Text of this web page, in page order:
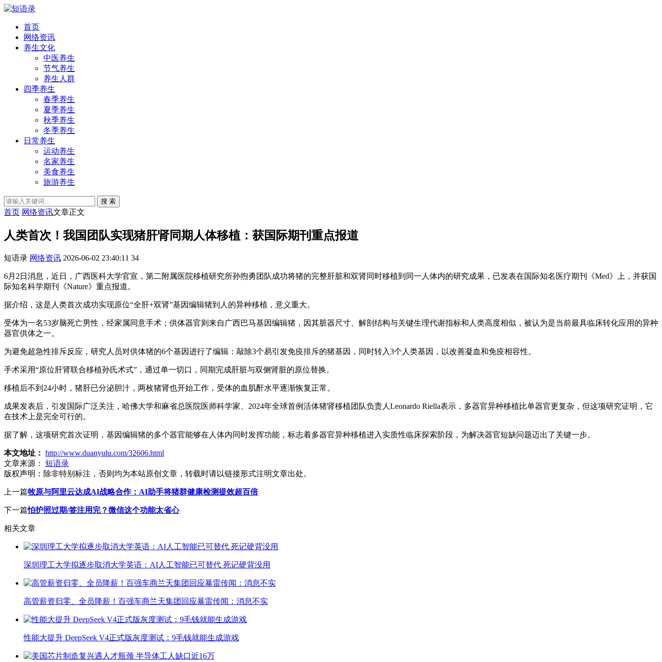
首页
网络资讯
养生文化
中医养生
节气养生
养生人群
四季养生
春季养生
夏季养生
秋季养生
冬季养生
日常养生
运动养生
名家养生
美食养生
旅游养生
搜 索
首页 网络资讯文章正文
人类首次！我国团队实现猪肝肾同期人体移植：获国际期刊重点报道
短语录 网络资讯 2026-06-02 23:40:11 34
6月2日消息，近日，广西医科大学官宣，第二附属医院移植研究所孙煦勇团队成功将猪的完整肝脏和双肾同时移植到同一人体内的研究成果，已发表在国际知名医疗期刊《Med》上，并获国
际知名科学期刊《Nature》重点报道。
据介绍，这是人类首次成功实现原位“全肝+双肾”基因编辑猪到人的异种移植，意义重大。
受体为一名53岁脑死亡男性，经家属同意手术；供体器官则来自广西巴马基因编辑猪，因其脏器尺寸、解剖结构与关键生理代谢指标和人类高度相似，被认为是当前最具临床转化应用的异种
器官供体之一。
为避免超急性排斥反应，研究人员对供体猪的6个基因进行了编辑：敲除3个易引发免疫排斥的猪基因，同时转入3个人类基因，以改善凝血和免疫相容性。
手术采用“原位肝肾联合移植孙氏术式”，通过单一切口，同期完成肝脏与双侧肾脏的原位替换。
移植后不到24小时，猪肝已分泌胆汁，两枚猪肾也开始工作，受体的血肌酐水平逐渐恢复正常。
成果发表后，引发国际广泛关注，哈佛大学和麻省总医院医师科学家、2024年全球首例活体猪肾移植团队负责人Leonardo Riella表示，多器官异种移植比单器官更复杂，但这项研究证明，它
在技术上是完全可行的。
据了解，这项研究首次证明，基因编辑猪的多个器官能够在人体内同时发挥功能，标志着多器官异种移植进入实质性临床探索阶段，为解决器官短缺问题迈出了关键一步。
本文地址： http://www.duanyulu.com/32606.html
文章来源：
短语录
版权声明： 除非特别标注，否则均为本站原创文章，转载时请以链接形式注明文章出处。
上一篇牧原与阿里云达成AI战略合作：AI助手将猪群健康检测提效超百倍
下一篇怕护照过期/签注用完？微信这个功能太省心
相关文章
深圳理工大学拟逐步取消大学英语：AI人工智能已可替代 死记硬背没用
高管薪资归零、全员降薪！百强车商兰天集团回应暴雷传闻：消息不实
性能大提升 DeepSeek V4正式版灰度测试：9毛钱就能生成游戏